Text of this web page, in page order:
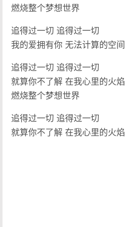
燃烧整个梦想世界
追得过一切 追得过一切
我的爱拥有你 无法计算的空间
追得过一切 追得过一切
就算你不了解 在我心里的火焰
燃烧整个梦想世界
追得过一切 追得过一切
就算你不了解 在我心里的火焰